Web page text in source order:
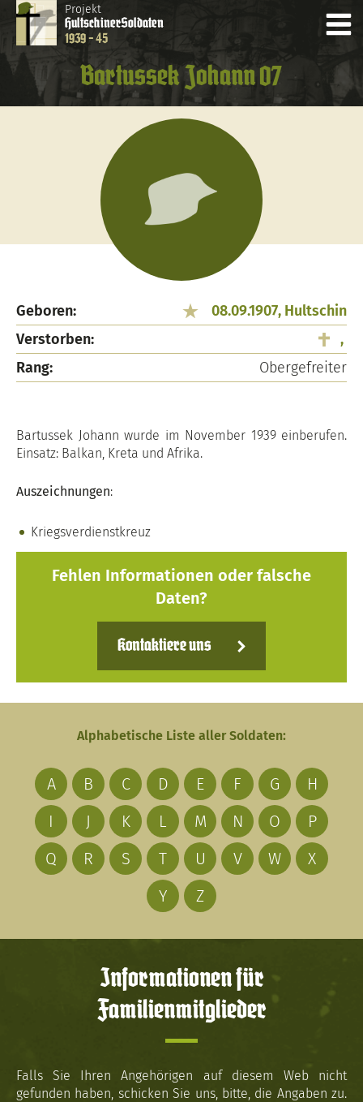
Projekt
HultschinerSoldaten
1939 - 45
Bartussek Johann 07
Geboren:
08.09.1907, Hultschin
Verstorben:
,
Rang:
Obergefreiter
Bartussek Johann wurde im November 1939 einberufen.
Einsatz: Balkan, Kreta und Afrika.
Auszeichnungen:
Kriegsverdienstkreuz
Fehlen Informationen oder falsche
Daten?
Kontaktiere uns
Alphabetische Liste aller Soldaten:
A B C D E F G
H
I
J K L M N O
P
Q
R S T U V W
X
Y
Z
Informationen für
Familienmitglieder
Falls Sie Ihren Angehörigen auf diesem Web nicht
gefunden haben, schicken Sie uns, bitte, die Angaben zu.